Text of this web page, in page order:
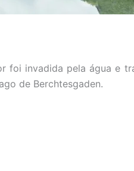
foi invadida pela água e
de Berchtesgaden.